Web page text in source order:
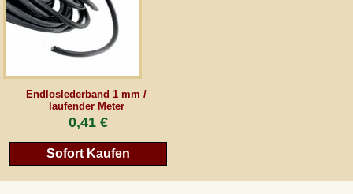
Endloslederband 1 mm /
laufender Meter
0,41 €
Sofort Kaufen